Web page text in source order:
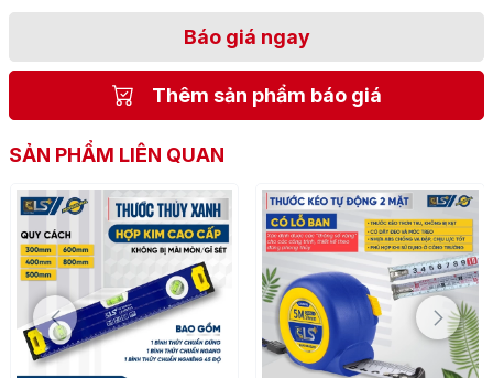
Báo giá ngay
Thêm sản phẩm báo giá
SẢN PHẨM LIÊN QUAN